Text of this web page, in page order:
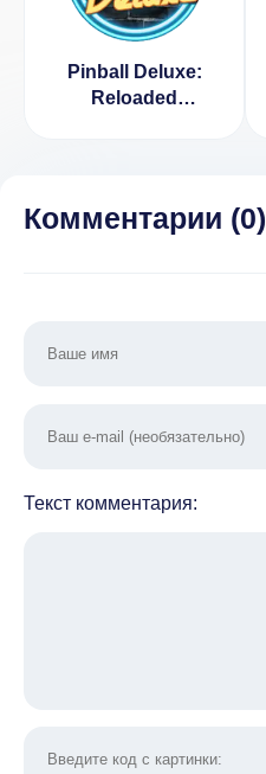
Pinball Deluxe:
Reloaded
Комментарии (0)
Текст комментария: